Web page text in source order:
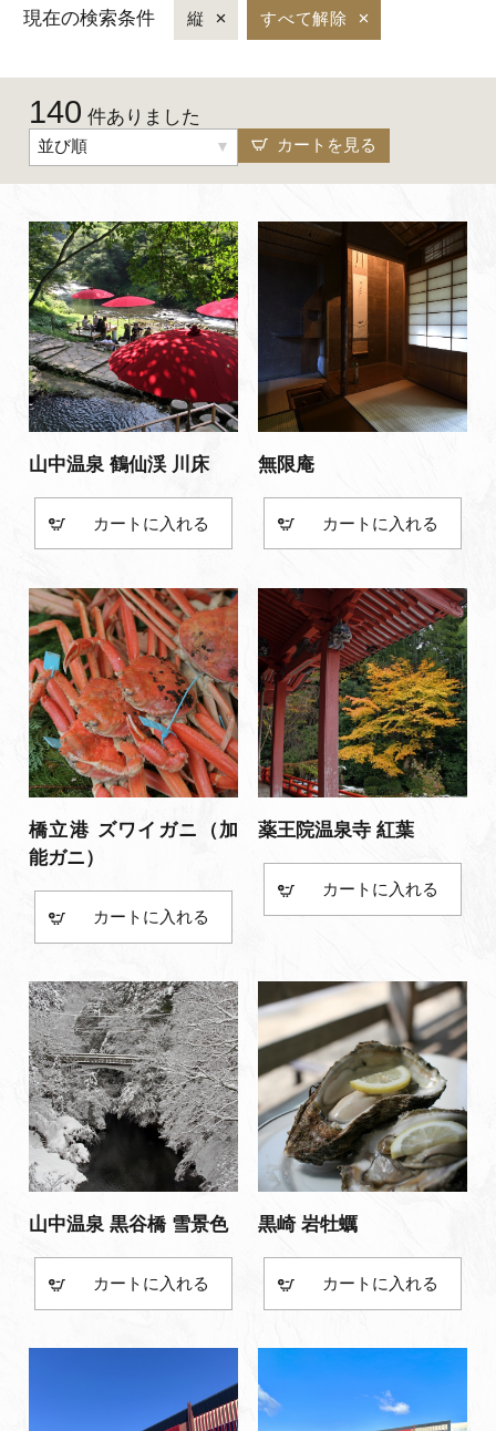
パンフレットダウンロード
よくあるご質問・お問い合わせ
プライバシーポリシー
現在の検索条件 縦 すべて解除
140 件ありました
並び順 カートを見る
山中温泉 鶴仙渓 川床
カート
無限庵
カート
橋立港 ズワイガニ（加
能ガニ）
カート
薬王院温泉寺 紅葉
カート
山中温泉 黒谷橋 雪景色
カート
黒崎 岩牡蠣
カート